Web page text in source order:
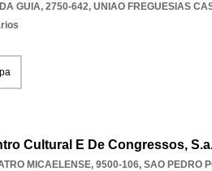
GUIA, 2750-642, UNIAO FREGUESIAS
Cultural E De Congressos,
MICAELENSE, 9500-106, SAO PEDRO